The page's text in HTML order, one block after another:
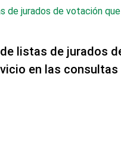
listas de jurados
en las consultas